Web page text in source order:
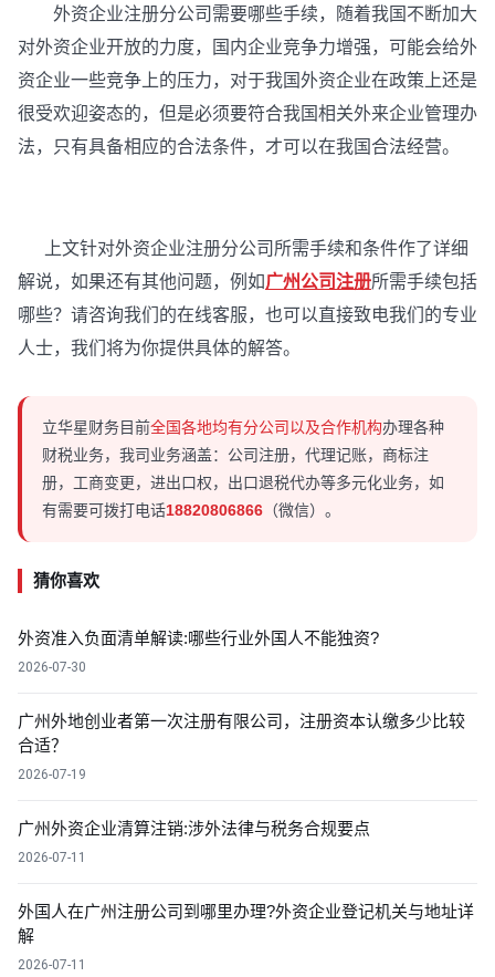
外资企业注册分公司需要哪些手续，随着我国不断加大
对外资企业开放的力度，国内企业竞争力增强，可能会给外
资企业一些竞争上的压力，对于我国外资企业在政策上还是
很受欢迎姿态的，但是必须要符合我国相关外来企业管理办
法，只有具备相应的合法条件，才可以在我国合法经营。
上文针对外资企业注册分公司所需手续和条件作了详细
解说，如果还有其他问题，例如广州公司注册所需手续包括
哪些？请咨询我们的在线客服，也可以直接致电我们的专业
人士，我们将为你提供具体的解答。
立华星财务目前全国各地均有分公司以及合作机构办理各种
财税业务，我司业务涵盖：公司注册，代理记账，商标注
册，工商变更，进出口权，出口退税代办等多元化业务，如
有需要可拨打电话18820806866 （微信）。
猜你喜欢
外资准入负面清单解读:哪些行业外国人不能独资?
2026-07-30
广州外地创业者第一次注册有限公司，注册资本认缴多少比较
合适？
2026-07-19
广州外资企业清算注销:涉外法律与税务合规要点
2026-07-11
外国人在广州注册公司到哪里办理?外资企业登记机关与地址详
解
2026-07-11